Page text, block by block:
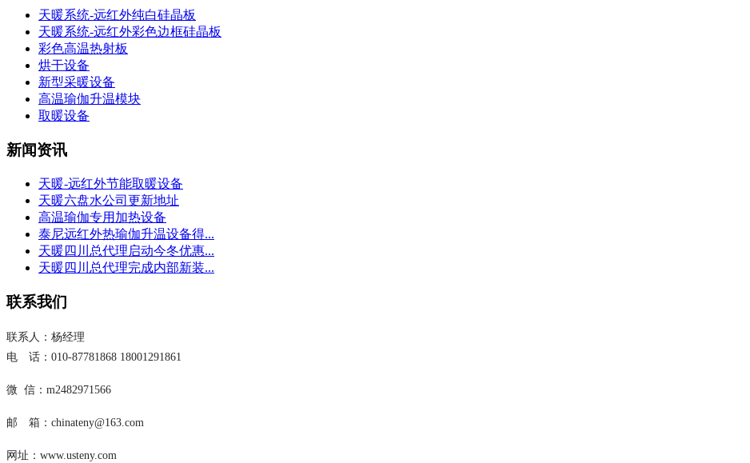
天暖系统-远红外纯白硅晶板
天暖系统-远红外彩色边框硅晶板
彩色高温热射板
烘干设备
新型采暖设备
高温瑜伽升温模块
取暖设备
新闻资讯
天暖-远红外节能取暖设备
天暖六盘水公司更新地址
高温瑜伽专用加热设备
泰尼远红外热瑜伽升温设备得...
天暖四川总代理启动今冬优惠...
天暖四川总代理完成内部新装...
联系我们
联系人：杨经理
电 话：010-87781868 18001291861
微 信：m2482971566
邮 箱：chinateny@163.com
网址：www.usteny.com